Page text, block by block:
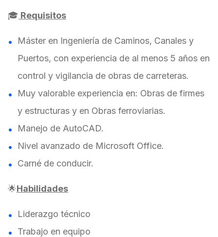
🎓 Requisitos
Máster en Ingeniería de Caminos, Canales y
Puertos, con experiencia de al menos 5 años en
control y vigilancia de obras de carreteras.
Muy valorable experiencia en: Obras de firmes
y estructuras y en Obras ferroviarias.
Manejo de AutoCAD.
Nivel avanzado de Microsoft Office.
Carné de conducir.
🌟Habilidades
Liderazgo técnico
Trabajo en equipo